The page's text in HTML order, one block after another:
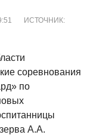
ИСТОЧНИК:
соревнования
по
А.А.